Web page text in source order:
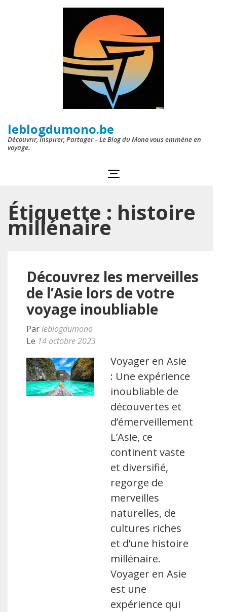
leblogdumono.be
Découvrir, Inspirer, Partager – Le Blog du Mono vous emmène en
voyage.
Étiquette : histoire
millénaire
Découvrez les merveilles
de l’Asie lors de votre
voyage inoubliable
Parleblogdumono
Le 14 octobre 2023
Voyager en Asie
: Une expérience
inoubliable de
découvertes et
d’émerveillement
L’Asie, ce
continent vaste
et diversifié,
regorge de
merveilles
naturelles, de
cultures riches
et d’une histoire
millénaire.
Voyager en Asie
est une
expérience qui